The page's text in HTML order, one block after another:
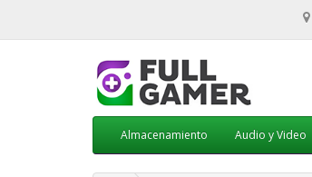
Almacenamiento Audio y Video